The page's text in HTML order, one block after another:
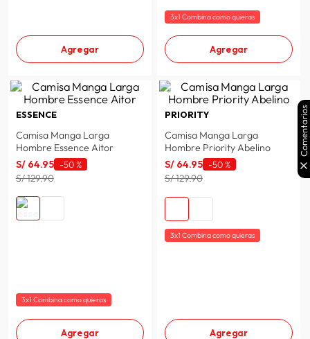
Agregar
3x1 Combina como quieras
Agregar
ESSENCE
Camisa Manga Larga
Hombre Essence Aitor
S/ 64.95 -50 %
S/ 129.90
3x1 Combina como quieras
Agregar
PRIORITY
Camisa Manga Larga
Hombre Priority Abelino
S/ 64.95 -50 %
S/ 129.90
3x1 Combina como quieras
Agregar
Comentarios